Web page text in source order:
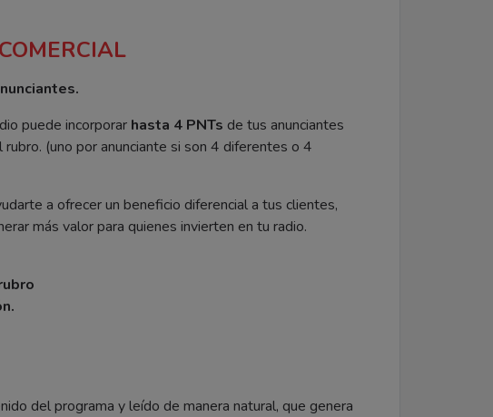
puede incorporar hasta 4 PNTs de tus anunciantes
(uno por anunciante si son 4 diferentes o 4
a ofrecer un beneficio diferencial a tus clientes,
más valor para quienes invierten en tu radio.
del programa y leído de manera natural, que genera